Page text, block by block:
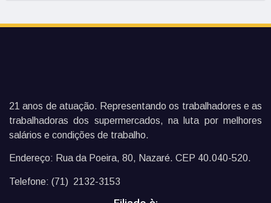
21 anos de atuação. Representando os trabalhadores e as
trabalhadoras dos supermercados, na luta por melhores
salários e condições de trabalho.
Endereço: Rua da Poeira, 80, Nazaré. CEP 40.040-520.
Telefone: (71) 2132-3153